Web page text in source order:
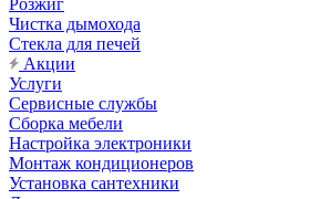
Розжиг
Чистка дымохода
Стекла для печей
Акции
Услуги
Сервисные службы
Сборка мебели
Настройка электроники
Монтаж кондиционеров
Установка сантехники